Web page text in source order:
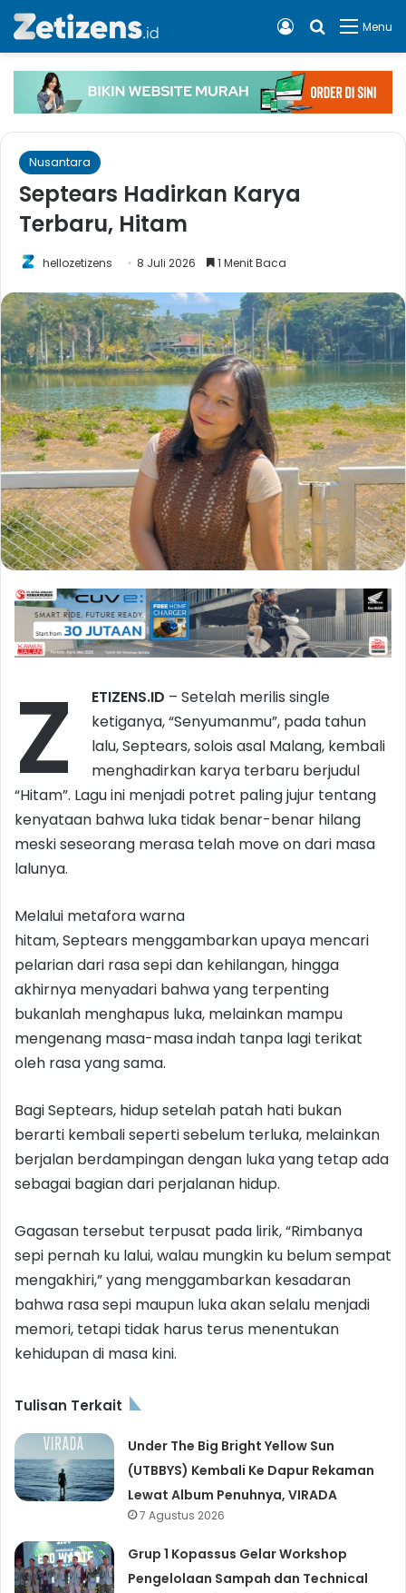
Menu
Cari apa,
Log In
Nusantara
Septears Hadirkan Karya
Terbaru, Hitam
hellozetizens 8 Juli 2026 1 Menit Baca
Z ETIZENS.ID – Setelah merilis single
ketiganya, “Senyumanmu”, pada tahun
lalu, Septears, solois asal Malang, kembali
menghadirkan karya terbaru berjudul
“Hitam”. Lagu ini menjadi potret paling jujur tentang
kenyataan bahwa luka tidak benar-benar hilang
meski seseorang merasa telah move on dari masa
lalunya.
Melalui metafora warna
hitam, Septears menggambarkan upaya mencari
pelarian dari rasa sepi dan kehilangan, hingga
akhirnya menyadari bahwa yang terpenting
bukanlah menghapus luka, melainkan mampu
mengenang masa-masa indah tanpa lagi terikat
oleh rasa yang sama.
Bagi Septears, hidup setelah patah hati bukan
berarti kembali seperti sebelum terluka, melainkan
berjalan berdampingan dengan luka yang tetap ada
sebagai bagian dari perjalanan hidup.
Gagasan tersebut terpusat pada lirik, “Rimbanya
sepi pernah ku lalui, walau mungkin ku belum sempat
mengakhiri,” yang menggambarkan kesadaran
bahwa rasa sepi maupun luka akan selalu menjadi
memori, tetapi tidak harus terus menentukan
kehidupan di masa kini.
Tulisan Terkait
Under The Big Bright Yellow Sun
(UTBBYS) Kembali Ke Dapur Rekaman
Lewat Album Penuhnya, VIRADA
7 Agustus 2026
Grup 1 Kopassus Gelar Workshop
Pengelolaan Sampah dan Technical